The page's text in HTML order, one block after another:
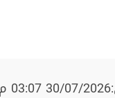
30/07/2026 03:07 م